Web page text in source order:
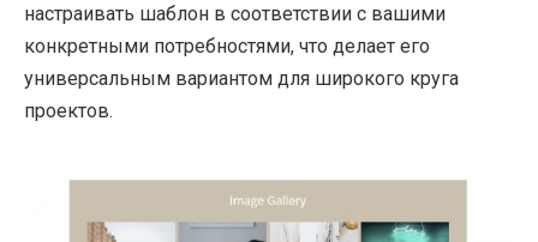
настраивать шаблон в соответствии с вашими
конкретными потребностями, что делает его
универсальным вариантом для широкого круга
проектов.